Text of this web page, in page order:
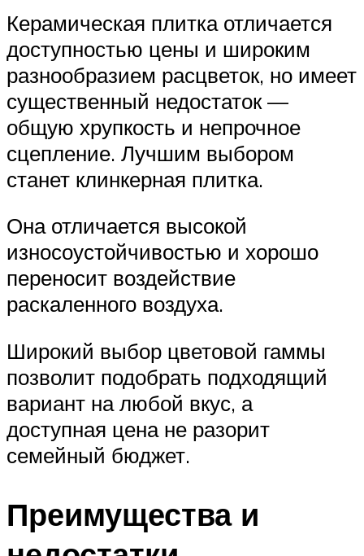
Керамическая плитка отличается
доступностью цены и широким
разнообразием расцветок, но имеет
существенный недостаток —
общую хрупкость и непрочное
сцепление. Лучшим выбором
станет клинкерная плитка.
Она отличается высокой
износоустойчивостью и хорошо
переносит воздействие
раскаленного воздуха.
Широкий выбор цветовой гаммы
позволит подобрать подходящий
вариант на любой вкус, а
доступная цена не разорит
семейный бюджет.
Преимущества и